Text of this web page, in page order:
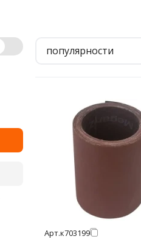
популярности
Арт.к703199